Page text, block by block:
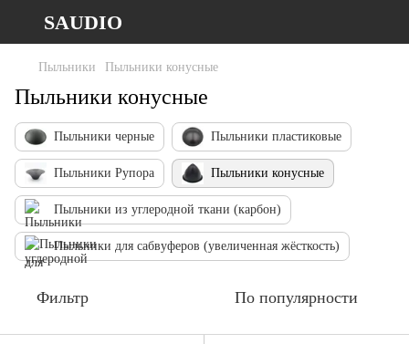
SAUDIO
Пыльники Пыльники конусные
Пыльники конусные
Пыльники черные Пыльники пластиковые
Пыльники Рупора Пыльники конусные
Пыльники из углеродной ткани (карбон)
Пыльники для сабвуферов (увеличенная жёсткость)
Фильтр По популярности